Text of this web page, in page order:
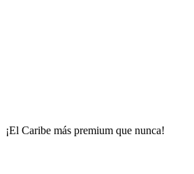
¡El Caribe más premium que nunca!